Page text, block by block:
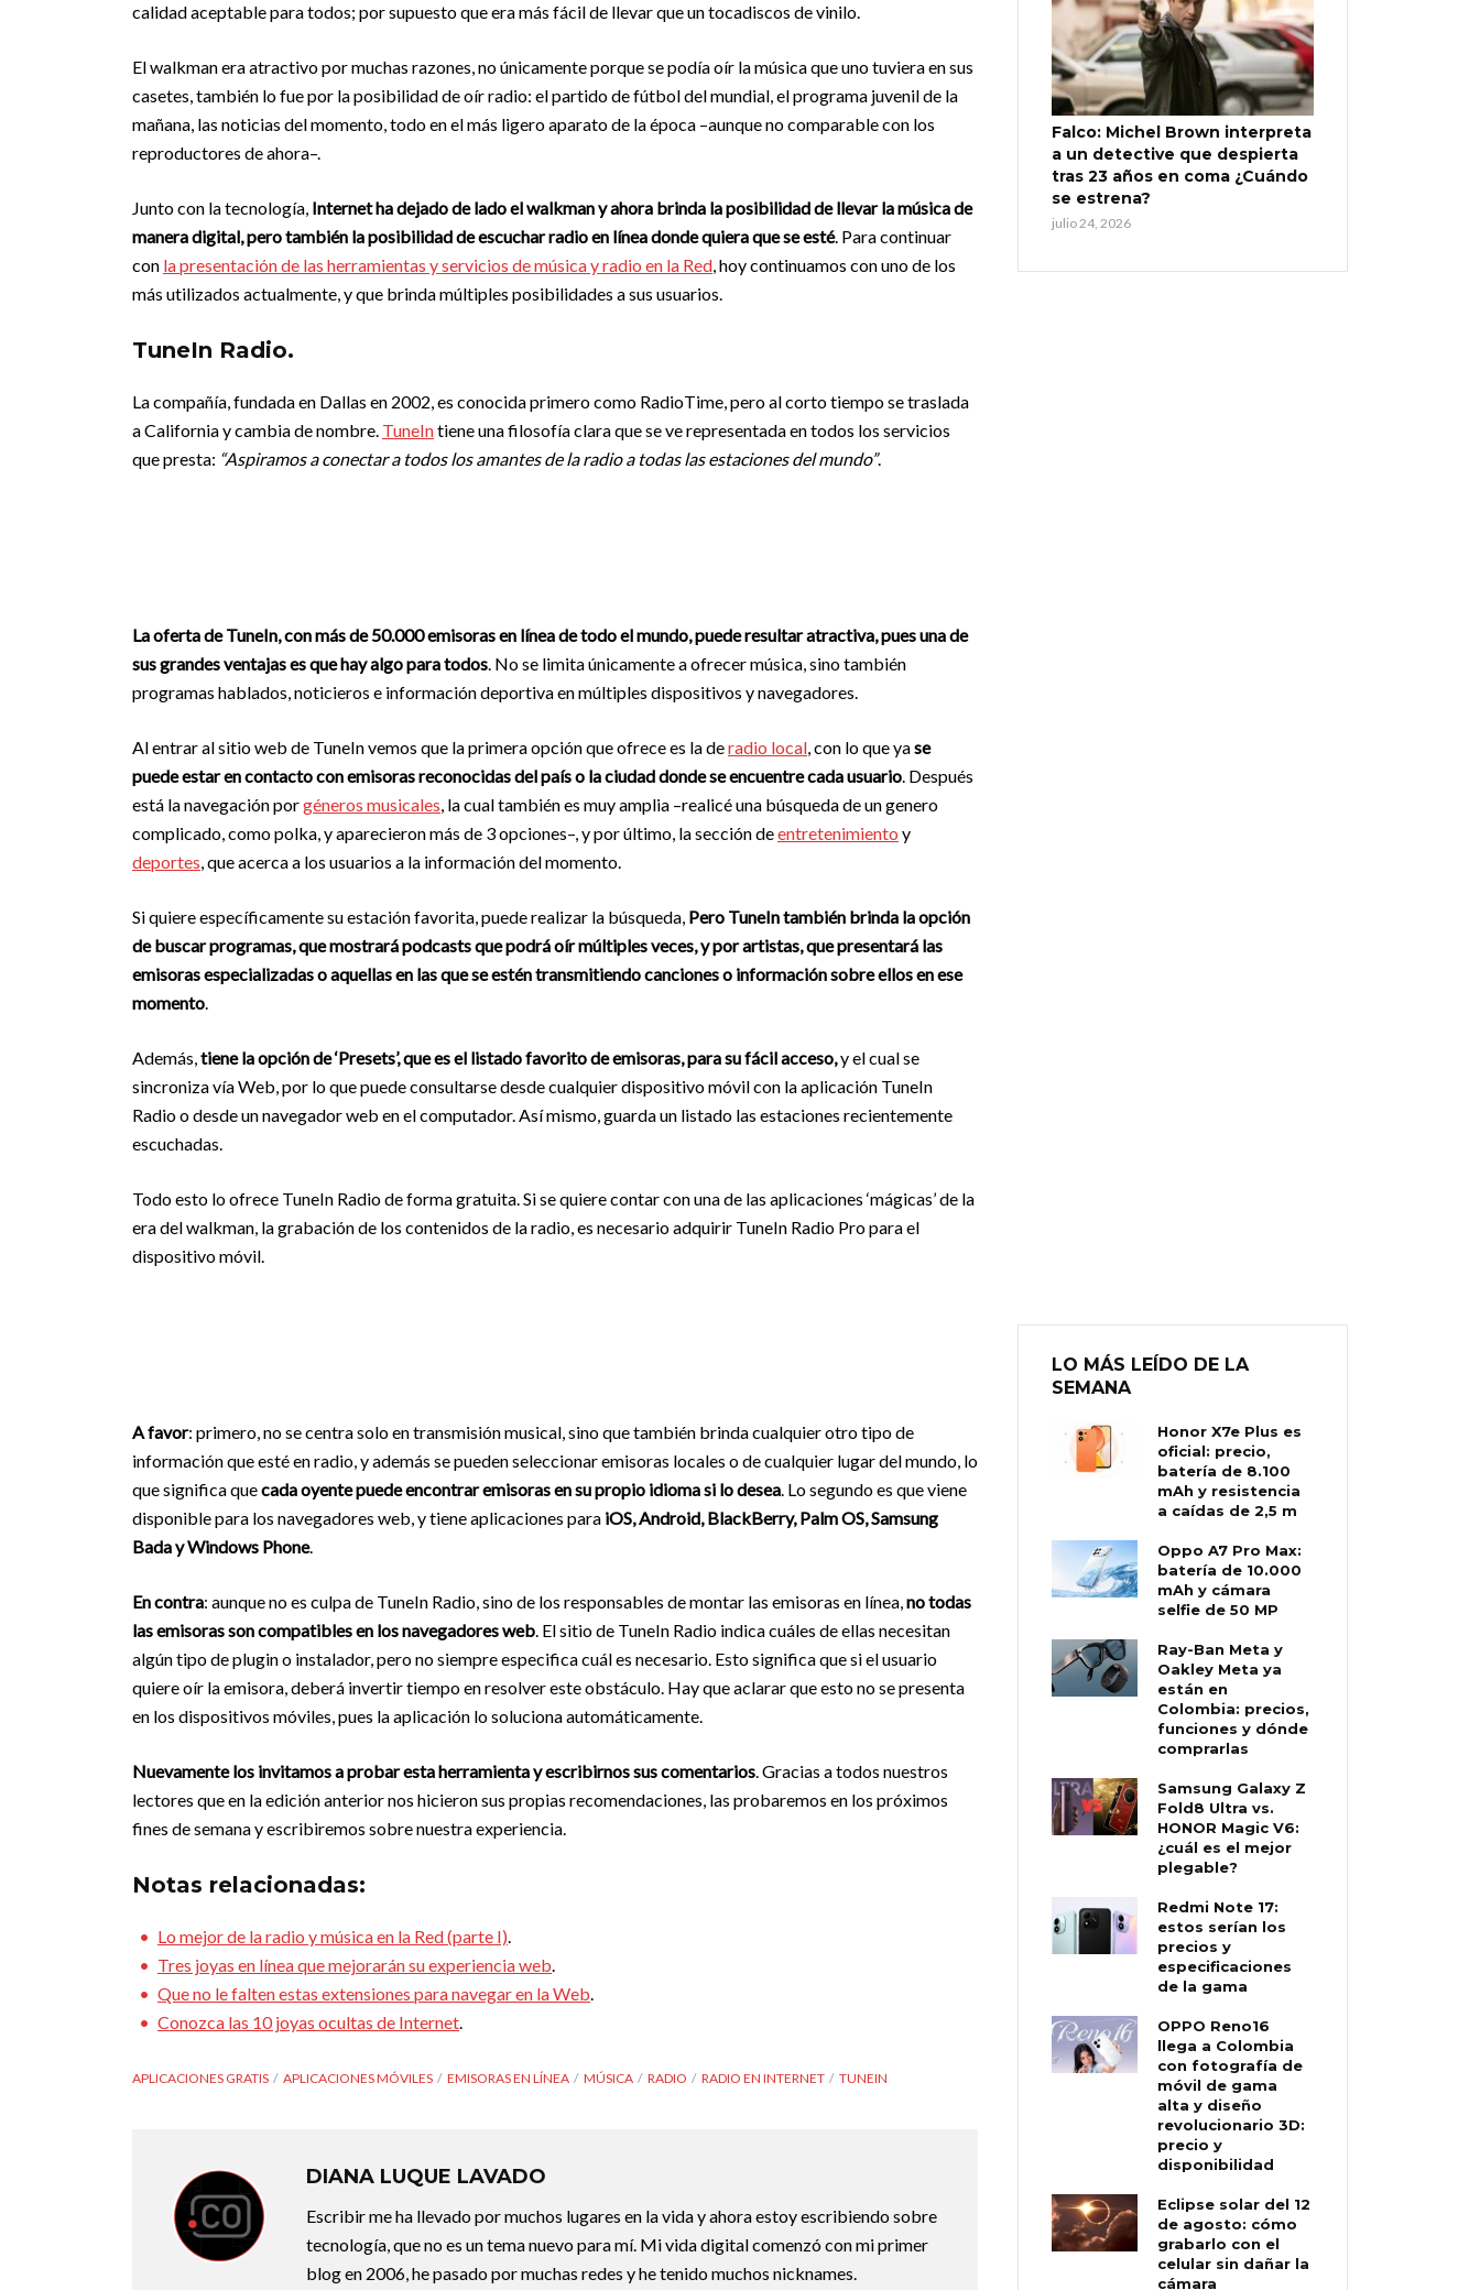
calidad aceptable para todos; por supuesto que era más fácil de llevar que un tocadiscos de vinilo.
El walkman era atractivo por muchas razones, no únicamente porque se podía oír la música que uno tuviera en sus
casetes, también lo fue por la posibilidad de oír radio: el partido de fútbol del mundial, el programa juvenil de la
mañana, las noticias del momento, todo en el más ligero aparato de la época –aunque no comparable con los
reproductores de ahora–.
Junto con la tecnología, Internet ha dejado de lado el walkman y ahora brinda la posibilidad de llevar la música de
manera digital, pero también la posibilidad de escuchar radio en línea donde quiera que se esté. Para continuar
con la presentación de las herramientas y servicios de música y radio en la Red, hoy continuamos con uno de los
más utilizados actualmente, y que brinda múltiples posibilidades a sus usuarios.
TuneIn Radio.
La compañía, fundada en Dallas en 2002, es conocida primero como RadioTime, pero al corto tiempo se traslada
a California y cambia de nombre. TuneIntiene una filosofía clara que se ve representada en todos los servicios
que presta: “Aspiramos a conectar a todos los amantes de la radio a todas las estaciones del mundo”.
La oferta de TuneIn, con más de 50.000 emisoras en línea de todo el mundo, puede resultar atractiva, pues una de
sus grandes ventajas es que hay algo para todos. No se limita únicamente a ofrecer música, sino también
programas hablados, noticieros e información deportiva en múltiples dispositivos y navegadores.
Al entrar al sitio web de TuneIn vemos que la primera opción que ofrece es la deradio local, con lo que yase
puedeestar en contacto con emisoras reconocidas del país o la ciudad donde se encuentre cada usuario. Después
está la navegación porgéneros musicales, la cual también es muy amplia –realicé una búsqueda de un genero
complicado, como polka, y aparecieron más de 3 opciones–, y por último, la sección deentretenimiento y
deportes, que acerca a los usuarios a la información del momento.
Si quiere específicamente su estación favorita, puede realizar la búsqueda, Pero TuneIn también brinda la opción
de buscar programas, que mostrará podcasts que podrá oír múltiples veces, y por artistas, que presentará las
emisoras especializadas o aquellas en las que se estén transmitiendo canciones o información sobre ellos en ese
momento.
Además,tiene la opción de ‘Presets’, que es el listado favorito de emisoras, para su fácil acceso,y el cual se
sincroniza vía Web, por lo que puede consultarse desde cualquier dispositivo móvil con la aplicación TuneIn
Radio o desde un navegador web en el computador. Así mismo, guarda un listado las estaciones recientemente
escuchadas.
Todo esto lo ofrece TuneIn Radio de forma gratuita. Si se quiere contar con una de las aplicaciones ‘mágicas’ de la
era del walkman, la grabación de los contenidos de la radio, es necesario adquirir TuneIn Radio Pro para el
dispositivo móvil.
A favor: primero, no se centra solo en transmisión musical, sino que también brinda cualquier otro tipo de
información que esté en radio, y además se pueden seleccionar emisoras locales o de cualquier lugar del mundo, lo
que significa quecada oyente puede encontrar emisoras en su propio idioma si lo desea. Lo segundo es que viene
disponible para los navegadores web, y tiene aplicaciones para iOS, Android, BlackBerry, Palm OS, Samsung
Bada y Windows Phone.
En contra: aunque no es culpa de TuneIn Radio, sino de los responsables de montar las emisoras en línea,no todas
las emisoras son compatibles en los navegadores web. El sitio de TuneIn Radio indica cuáles de ellas necesitan
algún tipo de plugin o instalador, pero no siempre especifica cuál es necesario. Esto significa que si el usuario
quiere oír la emisora, deberá invertir tiempo en resolver este obstáculo. Hay que aclarar que esto no se presenta
en los dispositivos móviles, pues la aplicación lo soluciona automáticamente.
Nuevamente los invitamos a probar esta herramienta y escribirnos sus comentarios. Gracias a todos nuestros
lectores que en la edición anterior nos hicieron sus propias recomendaciones, las probaremos en los próximos
fines de semana y escribiremos sobre nuestra experiencia.
Notas relacionadas:
Lo mejor de la radio y música en la Red (parte I).
Tres joyas en línea que mejorarán su experiencia web.
Que no le falten estas extensiones para navegar en la Web.
Conozca las 10 joyas ocultas de Internet.
APLICACIONES GRATIS APLICACIONES MÓVILES EMISORAS EN LÍNEA MÚSICA RADIO RADIO EN INTERNET TUNEIN
DIANA LUQUE LAVADO
Escribir me ha llevado por muchos lugares en la vida y ahora estoy escribiendo sobre
tecnología, que no es un tema nuevo para mí. Mi vida digital comenzó con mi primer
blog en 2006, he pasado por muchas redes y he tenido muchos nicknames.
Falco: Michel Brown interpreta
a un detective que despierta
tras 23 años en coma ¿Cuándo
se estrena?
julio 24, 2026
LO MÁS LEÍDO DE LA
SEMANA
Honor X7e Plus es
oficial: precio,
batería de 8.100
mAh y resistencia
a caídas de 2,5 m
Oppo A7 Pro Max:
batería de 10.000
mAh y cámara
selfie de 50 MP
Ray-Ban Meta y
Oakley Meta ya
están en
Colombia: precios,
funciones y dónde
comprarlas
Samsung Galaxy Z
Fold8 Ultra vs.
HONOR Magic V6:
¿cuál es el mejor
plegable?
Redmi Note 17:
estos serían los
precios y
especificaciones
de la gama
OPPO Reno16
llega a Colombia
con fotografía de
móvil de gama
alta y diseño
revolucionario 3D:
precio y
disponibilidad
Eclipse solar del 12
de agosto: cómo
grabarlo con el
celular sin dañar la
cámara